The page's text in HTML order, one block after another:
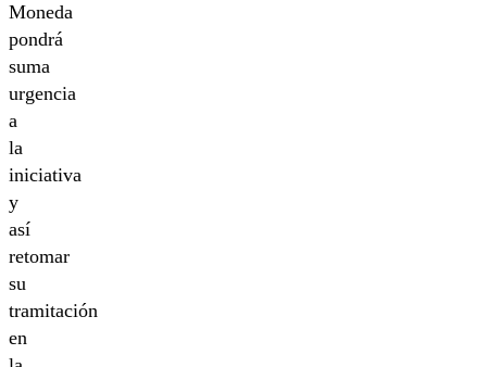
Moneda
pondrá
suma
urgencia
a
la
iniciativa
y
así
retomar
su
tramitación
en